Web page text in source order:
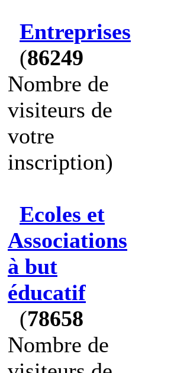
Entreprises
(86249
Nombre de
visiteurs de
votre
inscription)
Ecoles et
Associations
à but
éducatif
(78658
Nombre de